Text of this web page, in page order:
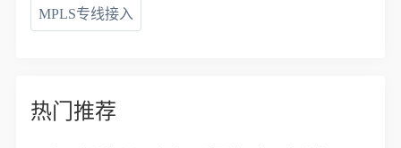
MPLS专线接入
热门推荐